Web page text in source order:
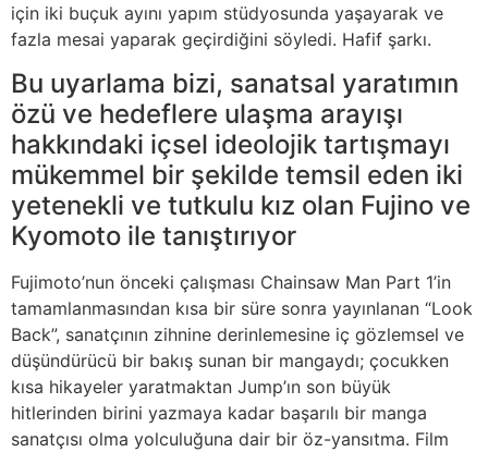
için iki buçuk ayını yapım stüdyosunda yaşayarak ve
fazla mesai yaparak geçirdiğini söyledi. Hafif şarkı.
Bu uyarlama bizi, sanatsal yaratımın
özü ve hedeflere ulaşma arayışı
hakkındaki içsel ideolojik tartışmayı
mükemmel bir şekilde temsil eden iki
yetenekli ve tutkulu kız olan Fujino ve
Kyomoto ile tanıştırıyor
Fujimoto’nun önceki çalışması Chainsaw Man Part 1’in
tamamlanmasından kısa bir süre sonra yayınlanan “Look
Back”, sanatçının zihnine derinlemesine iç gözlemsel ve
düşündürücü bir bakış sunan bir mangaydı; çocukken
kısa hikayeler yaratmaktan Jump’ın son büyük
hitlerinden birini yazmaya kadar başarılı bir manga
sanatçısı olma yolculuğuna dair bir öz-yansıtma. Film